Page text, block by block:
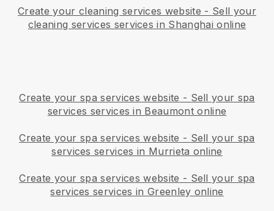
Create your cleaning services website - Sell your
cleaning services services in Shanghai online
Create your spa services website - Sell your spa
services services in Beaumont online
Create your spa services website - Sell your spa
services services in Murrieta online
Create your spa services website - Sell your spa
services services in Greenley online